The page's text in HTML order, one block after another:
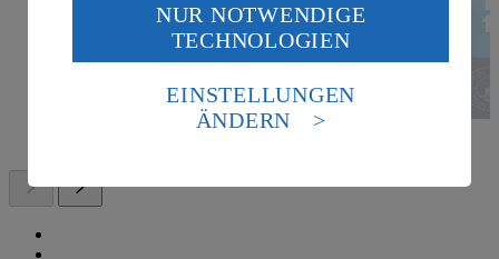
Wenn du auf „Aktivieren“ klickst, willigst du im Sinne
des Art. 49 Abs. 1 Satz 1 lit. a) DSGVO ein, dass deine
Daten in den USA verarbeitet werden. Der EuGH sieht
die USA als Land mit einem nach europäischen
Standards nicht angemessenen Datenschutzniveau an.
Es besteht das Risiko eines Zugriffs durch US-
Informationen zum Herausgeber der Seite findest du
imImpressum
NUR NOTWENDIGE
TECHNOLOGIEN
EINSTELLUNGEN
ÄNDERN